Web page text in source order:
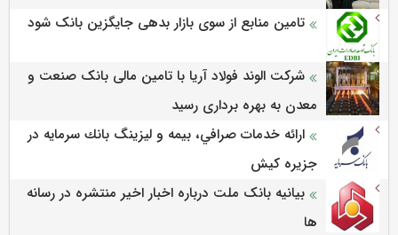
تامین منابع از سوی بازار بدهی جایگزین بانک شود
شرکت الوند فولاد آریا با تامین مالی بانک صنعت و
معدن به بهره برداری رسید
ارائه خدمات صرافي، بيمه و ليزينگ بانك سرمايه در
جزيره كيش
بیانیه بانک ملت درباره اخبار اخیر منتشره در رسانه
ها